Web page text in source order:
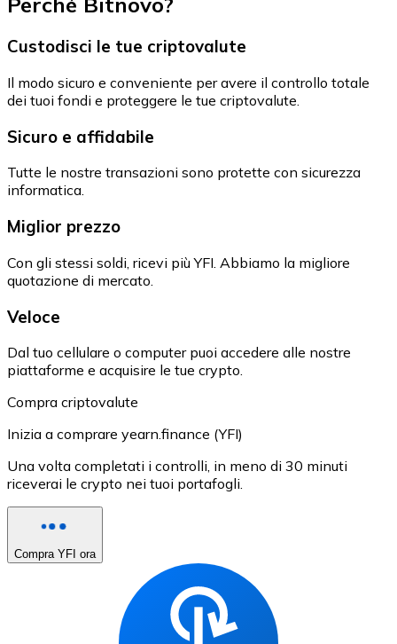
Custodisci le tue criptovalute
Il modo sicuro e conveniente per avere il controllo totale
dei tuoi fondi e proteggere le tue criptovalute.
Sicuro e affidabile
Tutte le nostre transazioni sono protette con sicurezza
informatica.
Miglior prezzo
Con gli stessi soldi, ricevi più YFI. Abbiamo la migliore
quotazione di mercato.
Veloce
Dal tuo cellulare o computer puoi accedere alle nostre
piattaforme e acquisire le tue crypto.
Compra criptovalute
Inizia a comprare yearn.finance (YFI)
Una volta completati i controlli, in meno di 30 minuti
riceverai le crypto nei tuoi portafogli.
Compra YFI ora